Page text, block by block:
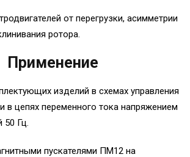
от перегрузки, асимметрии
ротора.
Применение
изделий в схемах управления
в цепях переменного тока напряжением
Гц.
пускателями ПМ12 на